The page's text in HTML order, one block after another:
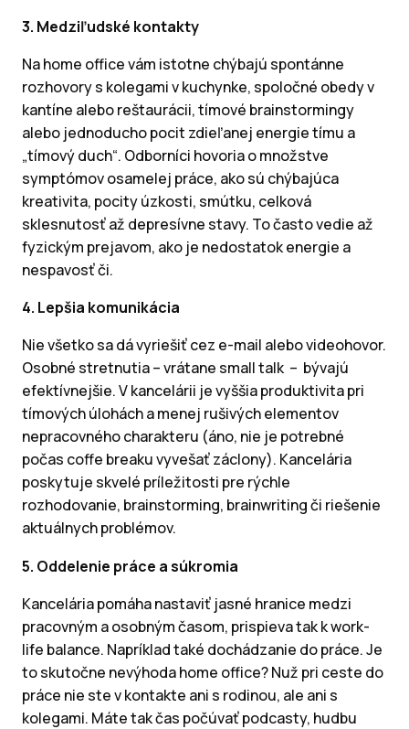
3. Medziľudské kontakty
Na home office vám istotne chýbajú spontánne
rozhovory s kolegami v kuchynke, spoločné obedy v
kantíne alebo reštaurácii, tímové brainstormingy
alebo jednoducho pocit zdieľanej energie tímu a
„tímový duch“. Odborníci hovoria o množstve
symptómov osamelej práce, ako sú chýbajúca
kreativita, pocity úzkosti, smútku, celková
sklesnutosť až depresívne stavy. To často vedie až
fyzickým prejavom, ako je nedostatok energie a
nespavosť či.
4. Lepšia komunikácia
Nie všetko sa dá vyriešiť cez e-mail alebo videohovor.
Osobné stretnutia – vrátane small talk – bývajú
efektívnejšie. V kancelárii je vyššia produktivita pri
tímových úlohách a menej rušivých elementov
nepracovného charakteru (áno, nie je potrebné
počas coffe breaku vyvešať záclony). Kancelária
poskytuje skvelé príležitosti pre rýchle
rozhodovanie, brainstorming, brainwriting či riešenie
aktuálnych problémov.
5. Oddelenie práce a súkromia
Kancelária pomáha nastaviť jasné hranice medzi
pracovným a osobným časom, prispieva tak k work-
life balance. Napríklad také dochádzanie do práce. Je
to skutočne nevýhoda home office? Nuž pri ceste do
práce nie ste v kontakte ani s rodinou, ale ani s
kolegami. Máte tak čas počúvať podcasty, hudbu